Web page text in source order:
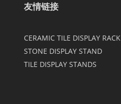
友情链接
CERAMIC TILE DISPLAY RACK
STONE DISPLAY STAND
TILE DISPLAY STANDS